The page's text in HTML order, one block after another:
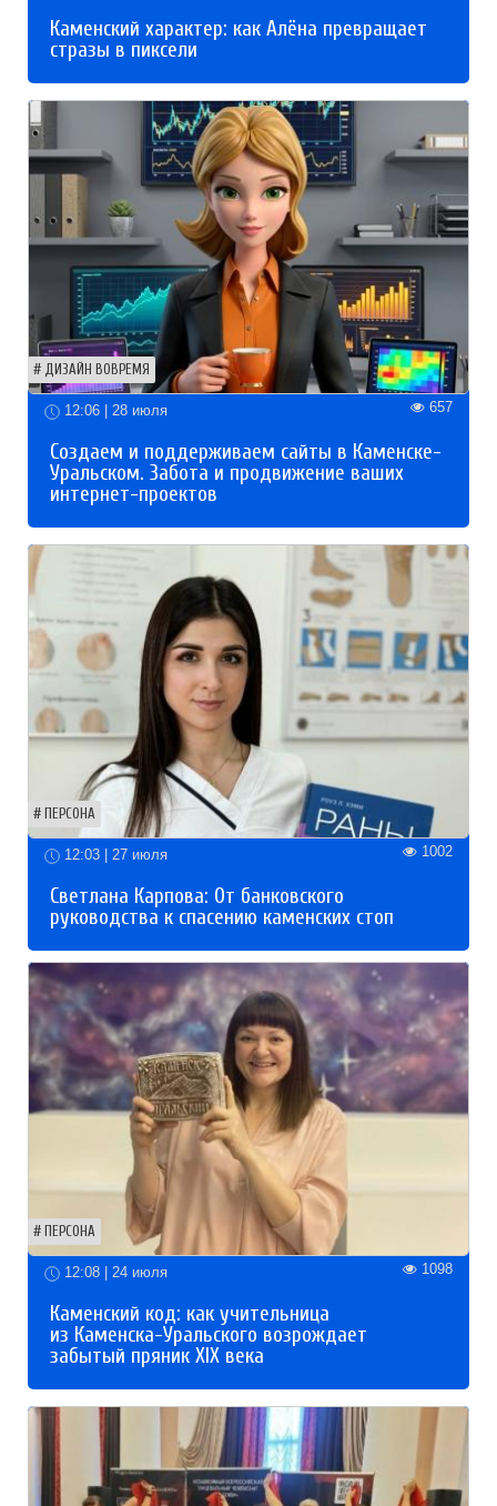
Каменский характер: как Алёна превращает
стразы в пиксели
ДИЗАЙН ВОВРЕМЯ
12:06 | 28 июля 657
Создаем и поддерживаем сайты в Каменске-
Уральском. Забота и продвижение ваших
интернет-проектов
ПЕРСОНА
12:03 | 27 июля 1002
Светлана Карпова: От банковского
руководства к спасению каменских стоп
ПЕРСОНА
12:08 | 24 июля 1098
Каменский код: как учительница
из Каменска-Уральского возрождает
забытый пряник XIX века